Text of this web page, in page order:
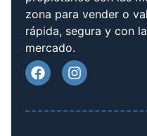
zona para vender o
rápida, segura y con
mercado.